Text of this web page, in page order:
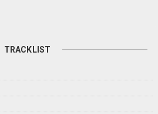
TRACKLIST